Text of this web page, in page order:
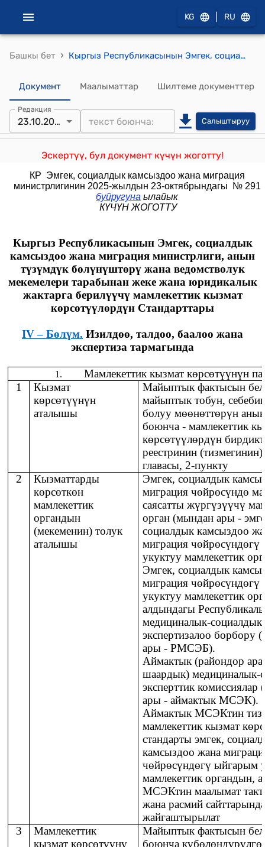
KG RU
Башкы бет › Кыргыз Республикасынын Эмгек, социалдык камсыздоо жана миграция министрлиги, анын түзүмдүк бөлүнүштөрү жана ведомстволук мекемелери тарабынан жеке жана юридикалык жактарга берилүүчү мамлекеттик кызмат көрсөтүүлөрдүн Cтандарттары IV – Бөлүм. Изилдөө, талдоо, баалоо жана экспертиза тармагында
Документ Маалыматтар Шилтеме документтер
Редакция
23.10.2025 Салыштыруу
Эскертүү, бул документ күчүн жоготту!